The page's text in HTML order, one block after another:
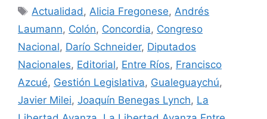
Etiquetas
Actualidad , Alicia Fregonese, Andrés
Laumann, Colón, Concordia, Congreso
Nacional, Darío Schneider, Diputados
Nacionales, Editorial, Entre Ríos, Francisco
Azcué, Gestión Legislativa, Gualeguaychú,
Javier Milei, Joaquín Benegas Lynch, La